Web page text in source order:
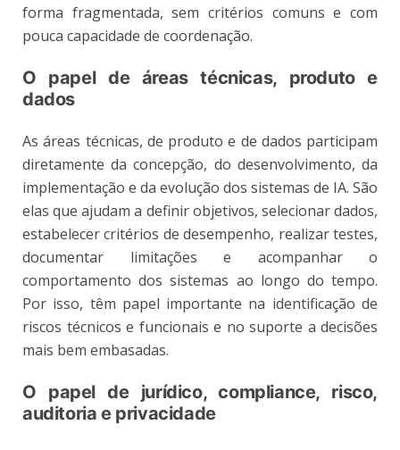
forma fragmentada, sem critérios comuns e com
pouca capacidade de coordenação.
O papel de áreas técnicas, produto e
dados
As áreas técnicas, de produto e de dados participam
diretamente da concepção, do desenvolvimento, da
implementação e da evolução dos sistemas de IA. São
elas que ajudam a definir objetivos, selecionar dados,
estabelecer critérios de desempenho, realizar testes,
documentar limitações e acompanhar o
comportamento dos sistemas ao longo do tempo.
Por isso, têm papel importante na identificação de
riscos técnicos e funcionais e no suporte a decisões
mais bem embasadas.
O papel de jurídico, compliance, risco,
auditoria e privacidade